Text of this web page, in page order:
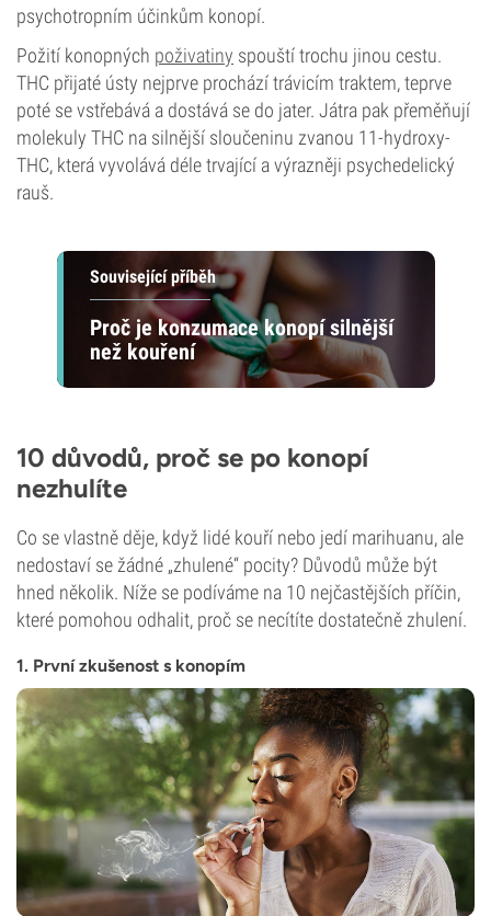
psychotropním účinkům konopí.
Požití konopných poživatiny spouští trochu jinou cestu.
THC přijaté ústy nejprve prochází trávicím traktem, teprve
poté se vstřebává a dostává se do jater. Játra pak přeměňují
molekuly THC na silnější sloučeninu zvanou 11-hydroxy-
THC, která vyvolává déle trvající a výrazněji psychedelický
rauš.
Související příběh
Proč je konzumace konopí silnější
než kouření
10 důvodů, proč se po konopí
nezhulíte
Co se vlastně děje, když lidé kouří nebo jedí marihuanu, ale
nedostaví se žádné „zhulené“ pocity? Důvodů může být
hned několik. Níže se podíváme na 10 nejčastějších příčin,
které pomohou odhalit, proč se necítíte dostatečně zhulení.
1. První zkušenost s konopím